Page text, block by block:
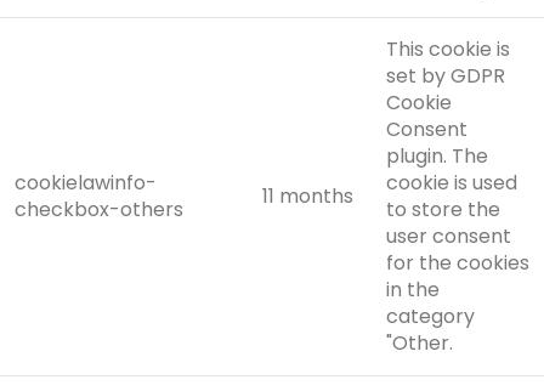
cookielawinfo-
checkbox-others
11 months
This cookie is
set by GDPR
Cookie
Consent
plugin. The
cookie is used
to store the
user consent
for the cookies
in the
category
"Other.